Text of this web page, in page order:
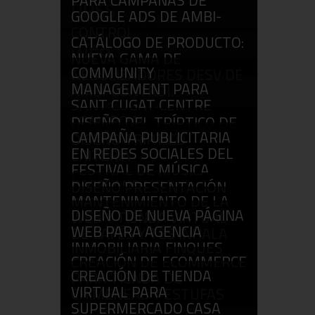
RRSS
GOOGLE ADS DE AMBI-
CONTROL
WEB
CATÁLOGO DE PRODUCTO:
NUEVA GAMA DE
NEBULIZADORES DESV DE
AMBI-CONTROL
CATÁLOGOS
COMMUNITY
MANAGEMENT PARA
SANT CUGAT CENTRE
COMERCIAL
RRSS
DISEÑO DEL TRÍPTICO DE
ACERO Y HIERRO
CATÁLOGOS
DISEÑO TRÍPTICO
CRITERIA
CATÁLOGOS
CAMPAÑA PUBLICITARIA
EN REDES SOCIALES DEL
FESTIVAL DE MÚSICA
DIXIELAND
CAMPAÑAS/SEM
DISEÑO PRESENTACIÓN
TPTECH
CATÁLOGOS
MANTENIMIENTO DE LA
WEB Y TIENDA VIRTUAL
DE CAFÉS Y TÉS INHALA
WEB
DISEÑO DE NUEVA PÁGINA
WEB PARA AGENCIA
INMOBILIARIA FINQUES
CITY
WEB
CREACIÓN DE ECOMMERCE
PARA TIENDA DE
CHIMENEAS Y ESTUFAS
CREACIÓN DE TIENDA
VIRTUAL PARA
SUPERMERCADO CASA